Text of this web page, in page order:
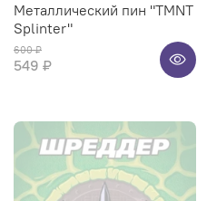
Металлический пин "TMNT
Splinter"
600 ₽
549 ₽